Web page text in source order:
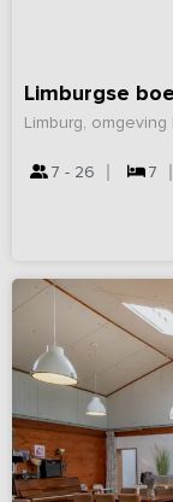
Limburgse
Limburg, omgeving
7 - 26 7